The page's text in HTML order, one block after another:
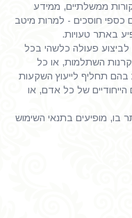
ממשלתיים, ממידע
כספי חוסכים - למרות מיטב
באתר טעויות.
לביצוע פעולה כלשהי בכל
קרנות השתלמות, או כל
בהם תחליף לייעוץ השקעות
הייחודיים של כל אדם, או
בו, מופיעים בתנאי השימוש